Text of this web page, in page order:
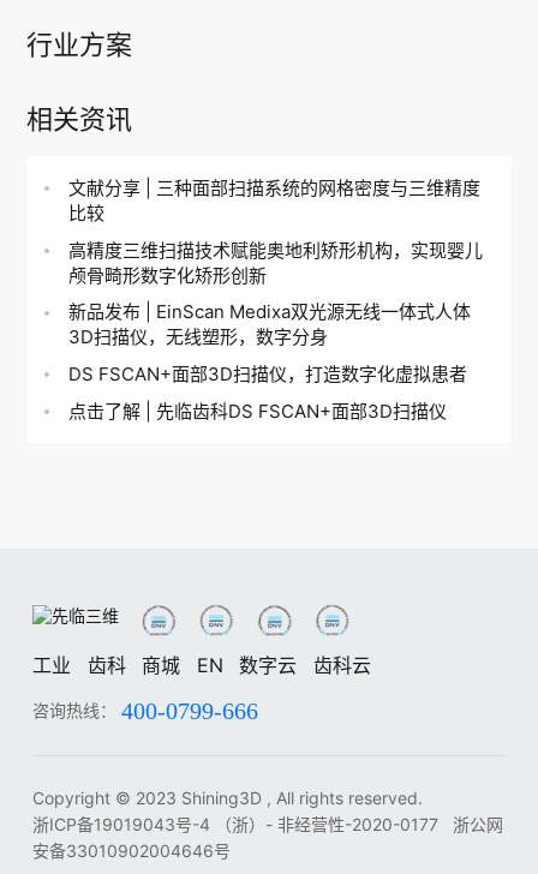
中 EN DE ES FR IT RU KO JA
行业方案
相关资讯
文献分享 | 三种面部扫描系统的网格密度与三维精度
比较
高精度三维扫描技术赋能奥地利矫形机构，实现婴儿
颅骨畸形数字化矫形创新
新品发布 | EinScan Medixa双光源无线一体式人体
3D扫描仪，无线塑形，数字分身
DS FSCAN+面部3D扫描仪，打造数字化虚拟患者
点击了解 | 先临齿科DS FSCAN+面部3D扫描仪
工业 齿科 商城 EN 数字云 齿科云
咨询热线： 400-0799-666
Copyright © 2023 Shining3D , All rights reserved.
浙ICP备19019043号-4
（浙）- 非经营性-2020-0177
浙公网
安备33010902004646号